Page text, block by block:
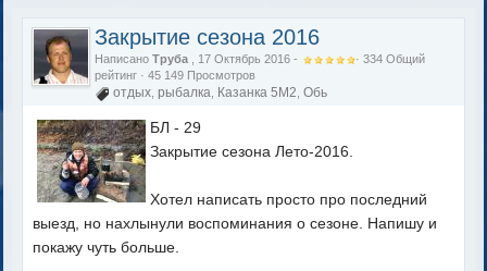
Закрытие сезона 2016
НаписаноТруба , 17 Октябрь 2016 - ·334 Общий
рейтинг · 45 149 Просмотров
отдых ,рыбалка Казанка 5М2 ,Обь
БЛ - 29
Закрытие сезона Лето-2016.
Хотел написать просто про последний
выезд, но нахлынули воспоминания о сезоне. Напишу и
покажу чуть больше.